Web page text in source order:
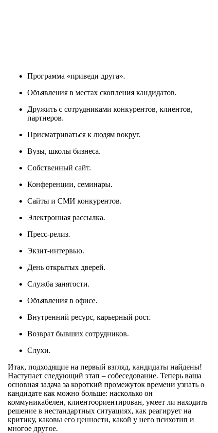
Программа «приведи друга».
Объявления в местах скопления кандидатов.
Дружить с сотрудниками конкурентов, клиентов,
партнеров.
Присматриваться к людям вокруг.
Вузы, школы бизнеса.
Собственный сайт.
Конференции, семинары.
Сайты и СМИ конкурентов.
Электронная рассылка.
Пресс-релиз.
Экзит-интервью.
День открытых дверей.
Служба занятости.
Объявления в офисе.
Внутренний ресурс, карьерный рост.
Возврат бывших сотрудников.
Слухи.
Итак, подходящие на первый взгляд, кандидаты найдены!
Наступает следующий этап – собеседование. Теперь ваша
основная задача за короткий промежуток времени узнать о
кандидате как можно больше: насколько он
коммуникабелен, клиентоориентирован, умеет ли находить
решение в нестандартных ситуациях, как реагирует на
критику, каковы его ценности, какой у него психотип и
многое другое.